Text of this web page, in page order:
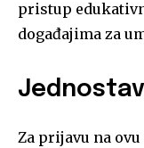
pristup
događajima za
Za prijavu na